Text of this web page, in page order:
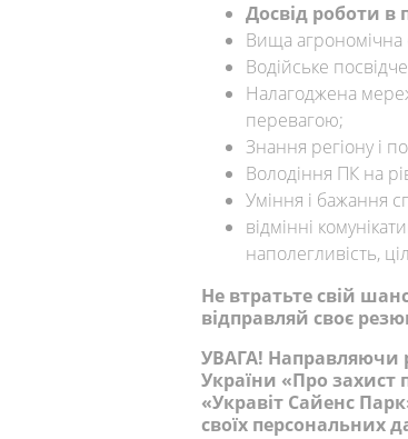
Досвід роботи в
Вища агрономічна
Водійське
Налагоджена
перевагою;
Знання регіону і
Володіння ПК на
Уміння і бажання
відмінні
наполегливість,
Не втратьте свій
відправляй своє
УВАГА! Направляючи
України «Про захист
«Укравіт Сайенс
своїх персональних